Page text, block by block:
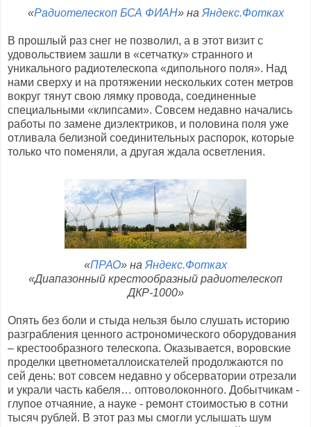
«Радиотелескоп БСА ФИАН» на Яндекс.Фотках
В прошлый раз снег не позволил, а в этот визит с
удовольствием зашли в «сетчатку» странного и
уникального радиотелескопа «дипольного поля». Над
нами сверху и на протяжении нескольких сотен метров
вокруг тянут свою лямку провода, соединенные
специальными «клипсами». Совсем недавно начались
работы по замене диэлектриков, и половина поля уже
отливала белизной соединительных распорок, которые
только что поменяли, а другая ждала осветления.
«ПРАО» на Яндекс.Фотках
«Диапазонный крестообразный радиотелескоп
ДКР-1000»
Опять без боли и стыда нельзя было слушать историю
разграбления ценного астрономического оборудования
– крестообразного телескопа. Оказывается, воровские
проделки цветнометаллоискателей продолжаются по
сей день: вот совсем недавно у обсерватории отрезали
и украли часть кабеля… оптоволоконного. Добытчикам -
глупое отчаяние, а науке - ремонт стоимостью в сотни
тысяч рублей. В этот раз мы смогли услышать шум